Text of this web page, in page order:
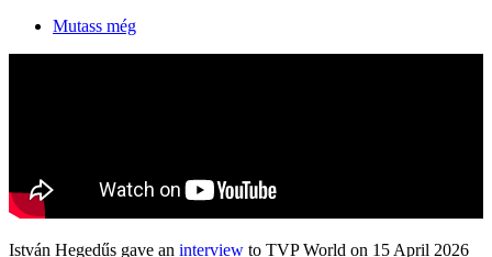
Mutass még
István Hegedűs gave an interview to TVP World on 15 April 2026